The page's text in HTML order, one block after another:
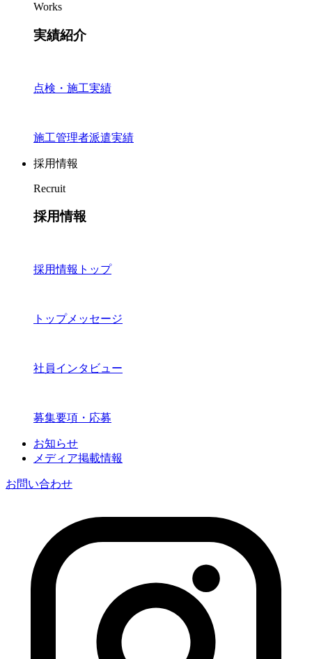
Works
実績紹介
点検・施工実績
施工管理者派遣実績
採用情報
Recruit
採用情報
採用情報トップ
トップメッセージ
社員インタビュー
募集要項・応募
お知らせ
メディア掲載情報
お問い合わせ